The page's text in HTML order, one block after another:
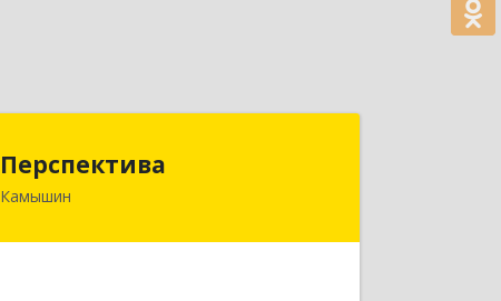
Перспектива
Камышин
403850, Волгоградская обл, Камышин